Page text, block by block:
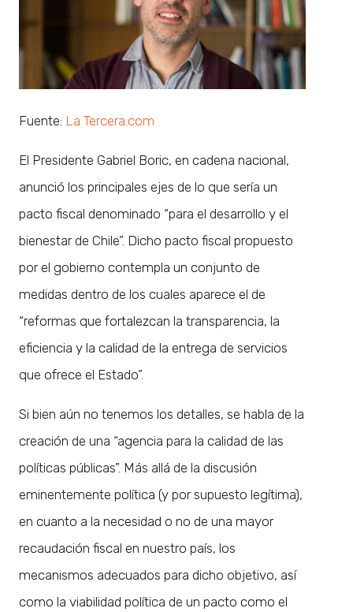
Fuente: La Tercera.com
El Presidente Gabriel Boric, en cadena nacional,
anunció los principales ejes de lo que sería un
pacto fiscal denominado “para el desarrollo y el
bienestar de Chile”. Dicho pacto fiscal propuesto
por el gobierno contempla un conjunto de
medidas dentro de los cuales aparece el de
“reformas que fortalezcan la transparencia, la
eficiencia y la calidad de la entrega de servicios
que ofrece el Estado”.
Si bien aún no tenemos los detalles, se habla de la
creación de una “agencia para la calidad de las
políticas públicas”. Más allá de la discusión
eminentemente política (y por supuesto legítima),
en cuanto a la necesidad o no de una mayor
recaudación fiscal en nuestro país, los
mecanismos adecuados para dicho objetivo, así
como la viabilidad política de un pacto como el